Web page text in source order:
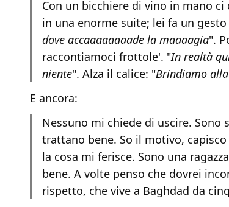
Con un bicchiere di vino in mano
in una enorme suite; lei fa un
dove accaaaaaaaade la maaaagia".
raccontiamoci frottole'. "In realtà
niente". Alza il calice: "Brindiamo
E ancora:
Nessuno mi chiede di uscire. Sono
trattano bene. So il motivo,
la cosa mi ferisce. Sono una
bene. A volte penso che dovrei
rispetto, che vive a Baghdad da